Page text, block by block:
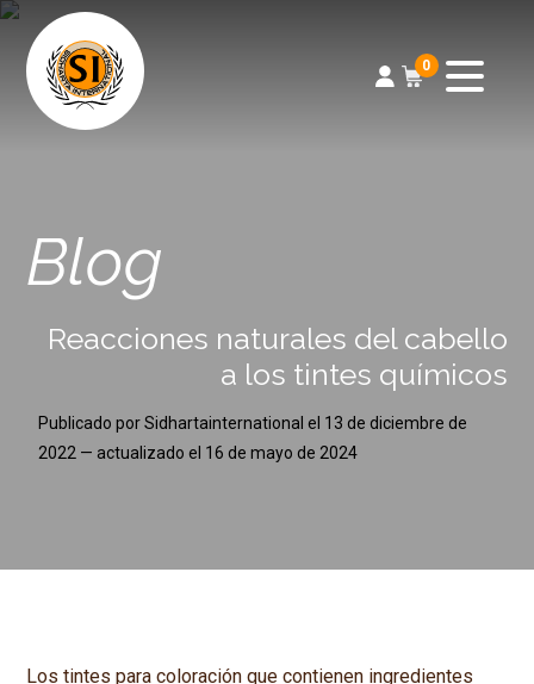
0
Blog
Reacciones naturales del cabello
a los tintes químicos
Publicado porSidhartainternational el 13 de diciembre de
2022 — actualizado el 16 de mayo de 2024
Los tintes para coloración que contienen ingredientes